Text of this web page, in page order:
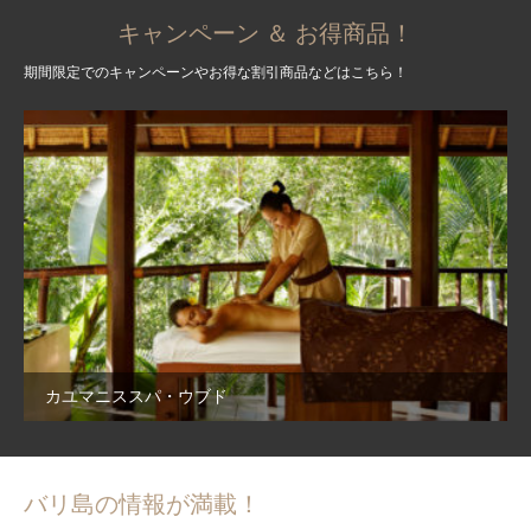
キャンペーン ＆ お得商品！
期間限定でのキャンペーンやお得な割引商品などはこちら！
カユマニススパ・ウブド
バリ島の情報が満載！